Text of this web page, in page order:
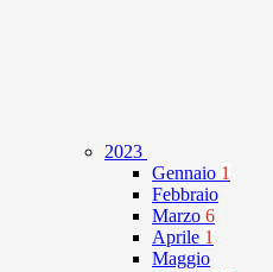
2023
Gennaio 1
Febbraio
Marzo 6
Aprile 1
Maggio